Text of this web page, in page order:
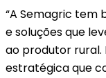
“A Semagric
e soluções que
ao produtor
estratégica que